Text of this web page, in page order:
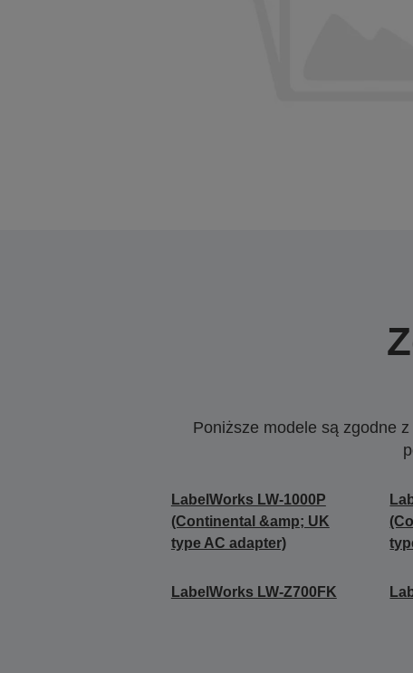
Poniższe modele są zgodne
LabelWorks LW-1000P
(Continental &amp; UK
type AC adapter)
LabelWorks LW-Z700FK